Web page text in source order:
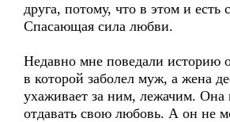
друга, потому, что в этом и есть
Спасающая сила любви.
Недавно мне поведали историю
в которой заболел муж, а жена
ухаживает за ним, лежачим. Она
отдавать свою любовь. А он не